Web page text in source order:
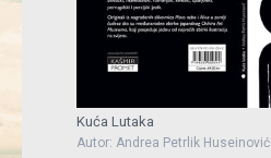
Kuća Lutaka
Autor: Andrea Petrlik Huseinović